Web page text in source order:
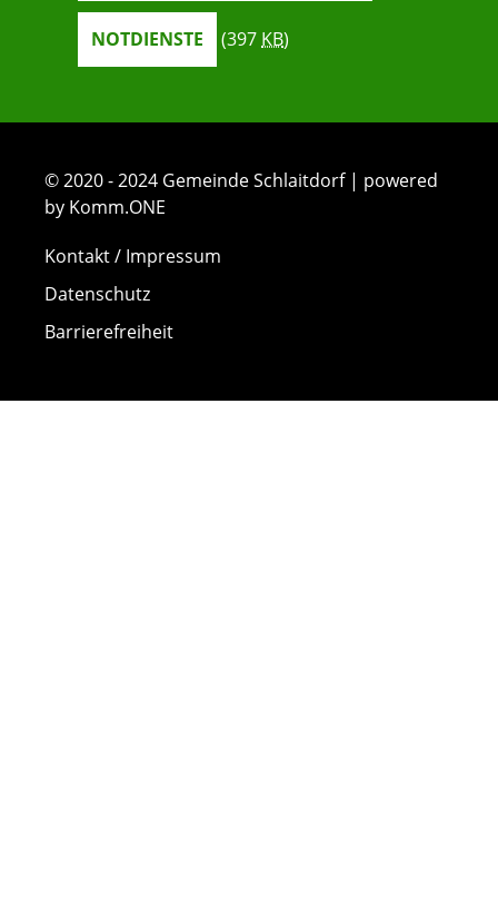
NOTDIENSTE (397 KB)
© 2020 - 2024 Gemeinde Schlaitdorf | powered
by Komm.ONE
Kontakt / Impressum
Datenschutz
Barrierefreiheit